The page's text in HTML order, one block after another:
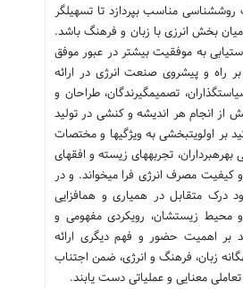
این نیاز، به معرفی یک روش‎شناسی مناسب بپردازد تا تسهیل‎گر
بخش انرزی با زبان و فرهنگ باشد.
به موفقیت بیشتر در عبور موفق
از مسائل و مشکلات بر راه و پیش‎روی صنعت انرژی در ارائه
خدمات، این نوشتار سیاست‎گذاران، تصمیم‎گیرندگان، طراحان و
از انجام هر اندیشه و کنشی در تولید
و توزیع، به توجه و تأکید بر اولویت‎بخشی به ویژگی‎ها و مختصات
مفاهیم زبانی و فرهنگی‎ بهره‎برداران، تجربه‎های زیسته و افق‎های
انتطار آنان در کمیت و کیفیت مصرف انرژی فرا می‎خواند. و در
همین رابطه برای بهبود درک متقابل در همیاری و هم‎افزایی
بخش انرژی با مردم و محیط زیست‎شان، رویکردی مفهومی و
بر اهمیت حضور و فهم دیگری ارائه
می‎دهد تا هر یک از سه‎گانه زبان، فرهنگ و انرژی، ضمن اجتناب
معنایی و عملیاتی دست یابند.